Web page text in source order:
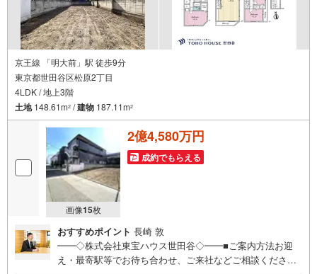
京王線 「明大前」駅 徒歩9分
東京都世田谷区松原2丁目
4LDK / 地上3階
土地148.61m2 /建物 187.11m2
画像15枚
2億4,580万円
成約でもらえる
おすすめポイント 長崎 敦
━━◇株式会社東宝ハウス世田谷◇━━■ご案内方法お迎
え・最寄駅等でお待ち合わせ、ご来社などご相談くださ